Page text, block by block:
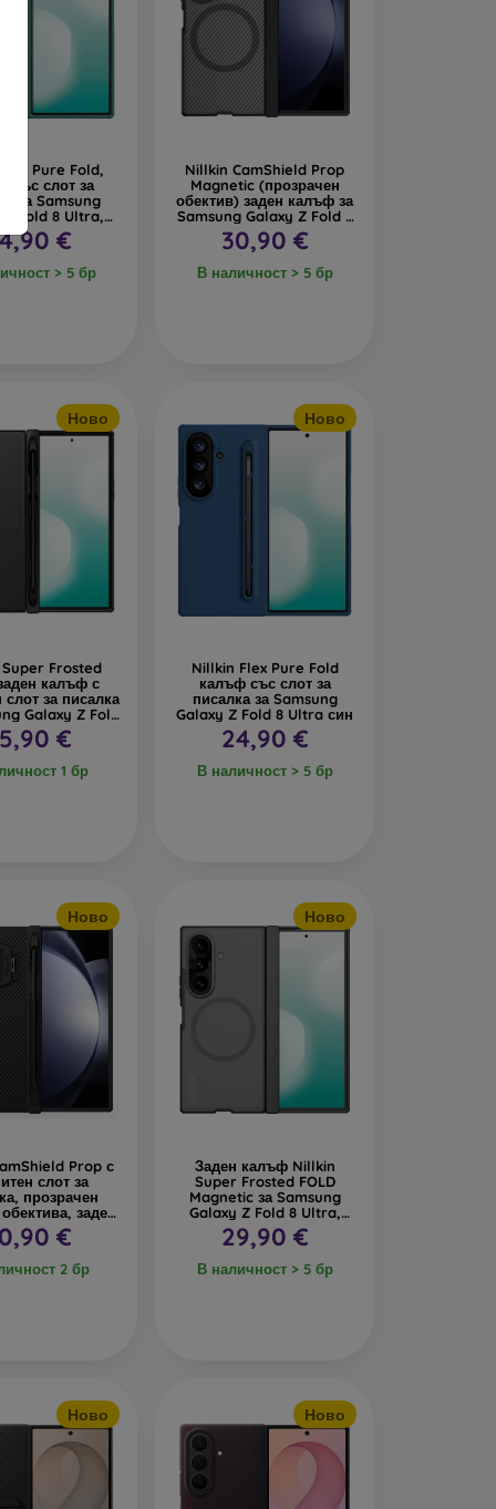
Flex Pure Fold,
със слот за
за Samsung
Z Fold 8 Ultra,
€
> 5 бр
Nillkin CamShield Prop
Magnetic (прозрачен
обектив) заден калъф за
Samsung Galaxy Z Fold 8
Ultra, прозрачно черно
30,90 €
В наличност > 5 бр
Ново
Frosted
калъф с
слот за писалка
Galaxy Z Fold
черен
€
1 бр
Ново
Nillkin Flex Pure Fold
калъф със слот за
писалка за Samsung
Galaxy Z Fold 8 Ultra син
24,90 €
В наличност > 5 бр
Ново
Prop с
слот за
прозрачен
заден
за Samsung
Z Fold 8 Ultra
€
2 бр
Ново
Заден калъф Nillkin
Super Frosted FOLD
Magnetic за Samsung
Galaxy Z Fold 8 Ultra,
прозрачно черно
29,90 €
В наличност > 5 бр
Ново Ново